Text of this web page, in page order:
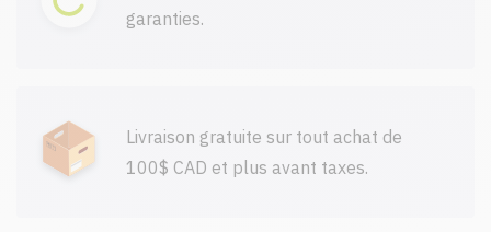
garanties.
Livraison gratuite sur tout achat de
100$ CAD et plus avant taxes.